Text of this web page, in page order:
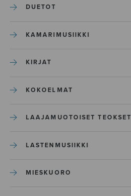
DUETOT
KAMARIMUSIIKKI
KIRJAT
KOKOELMAT
LAAJAMUOTOISET TEOKSET
LASTENMUSIIKKI
MIESKUORO